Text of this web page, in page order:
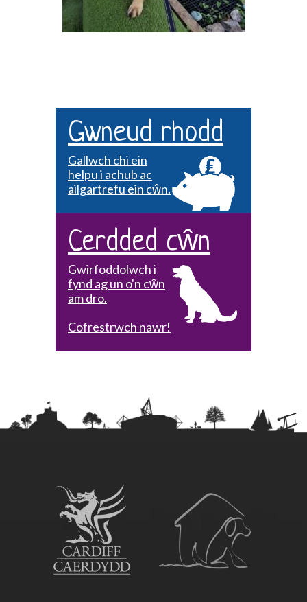
Gwneud rhodd
Gallwch chi ein
helpu i achub ac
ailgartrefu ein cŵn.
Cerdded cŵn
Gwirfoddolwch i
fynd ag un o'n cŵn
am dro.
Cofrestrwch nawr!